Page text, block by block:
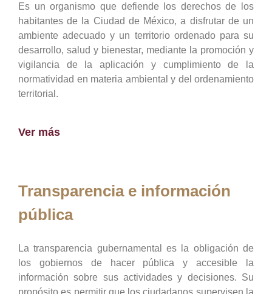
Es un organismo que defiende los derechos de los
habitantes de la Ciudad de México, a disfrutar de un
ambiente adecuado y un territorio ordenado para su
desarrollo, salud y bienestar, mediante la promoción y
vigilancia de la aplicación y cumplimiento de la
normatividad en materia ambiental y del ordenamiento
territorial.
Ver más
Transparencia e información
pública
La transparencia gubernamental es la obligación de
los gobiernos de hacer pública y accesible la
información sobre sus actividades y decisiones. Su
propósito es permitir que los ciudadanos supervisen la